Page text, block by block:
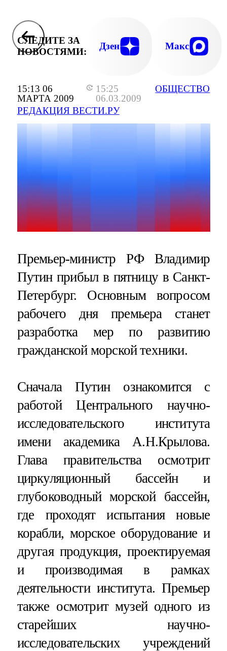
15:13 06
МАРТА 2009
15:25
06.03.2009
РЕДАКЦИЯ ВЕСТИ.РУ
ОБЩЕСТВО
СЛЕДИТЕ ЗА
НОВОСТЯМИ:
Дзен Макс
Премьер-министр РФ Владимир
Путин прибыл в пятницу в Санкт-
Петербург. Основным вопросом
рабочего дня премьера станет
разработка мер по развитию
гражданской морской техники.
Сначала Путин ознакомится с
работой Центрального научно-
исследовательского института
имени академика А.Н.Крылова.
Глава правительства осмотрит
циркуляционный бассейн и
глубоководный морской бассейн,
где проходят испытания новые
корабли, морское оборудование и
другая продукция, проектируемая
и производимая в рамках
деятельности института. Премьер
также осмотрит музей одного из
старейших научно-
исследовательских учреждений